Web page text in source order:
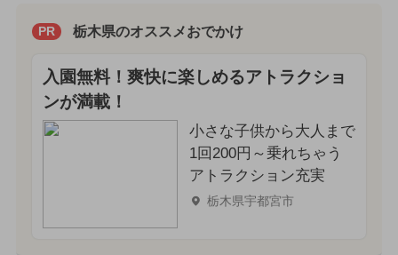
PR 栃木県のオススメおでかけ
入園無料！爽快に楽しめるアトラクショ
ンが満載！
小さな子供から大人まで
1回200円～乗れちゃう
アトラクション充実
栃木県宇都宮市